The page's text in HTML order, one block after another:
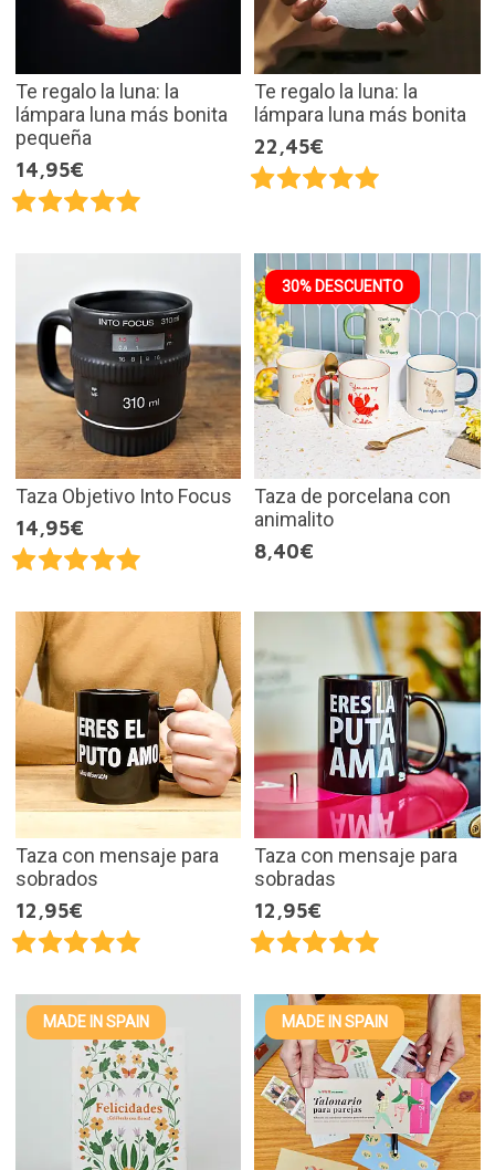
Te regalo la luna: la
lámpara luna más bonita
pequeña
14,95€
Te regalo la luna: la
lámpara luna más bonita
22,45€
Taza Objetivo Into Focus
14,95€
30% DESCUENTO
Taza de porcelana con
animalito
8,40€
Taza con mensaje para
sobrados
12,95€
Taza con mensaje para
sobradas
12,95€
MADE IN SPAIN MADE IN SPAIN